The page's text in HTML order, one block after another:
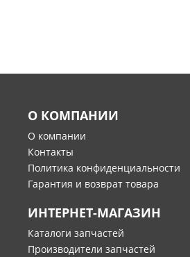
О КОМПАНИИ
О компании
Контакты
Политика конфиденциальности
Гарантия и возврат товара
ИНТЕРНЕТ-МАГАЗИН
Каталоги запчастей
Производители запчастей